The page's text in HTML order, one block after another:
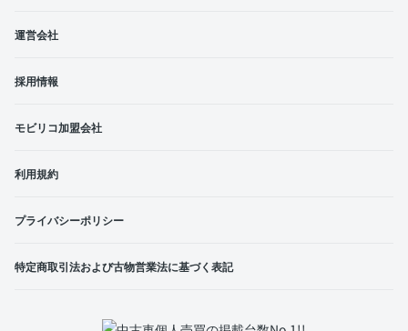
運営会社
採用情報
モビリコ加盟会社
利用規約
プライバシーポリシー
特定商取引法および古物営業法に基づく表記